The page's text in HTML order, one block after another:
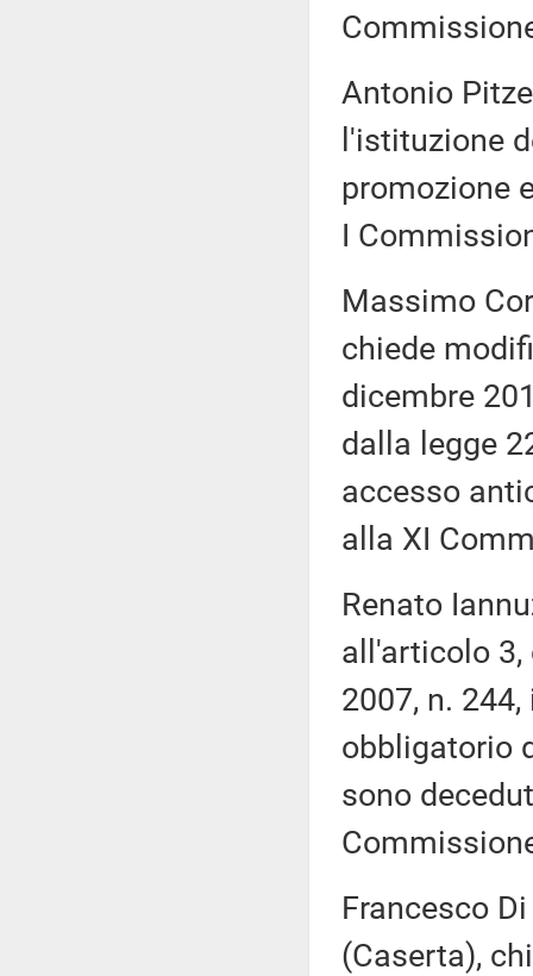
Antonio
l'istituzione
promozione
I
Massimo
chiede
dicembre
dalla legge
accesso
alla XI
Renato
all'articolo 3,
2007, n.
obbligatorio
sono
Francesco
(Caserta),